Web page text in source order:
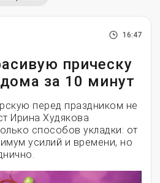
16:47
прическу
за 10 минут
перед праздником не
Ирина Худякова
способов укладки: от
усилий и времени, но